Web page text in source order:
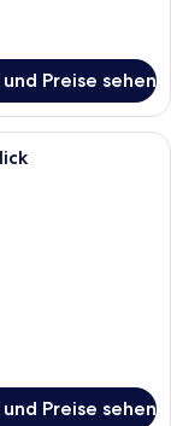
Preise sehen
mit zwei Betten,
Preise sehen